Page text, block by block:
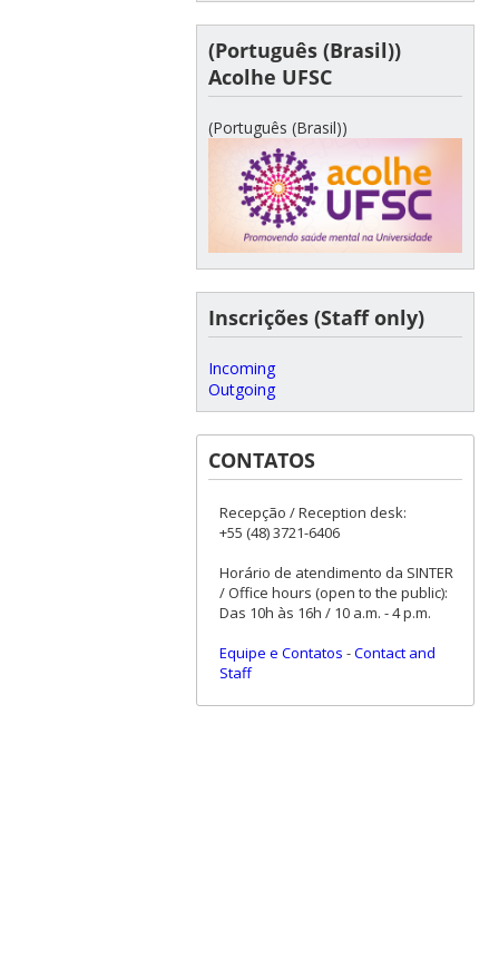
(Português (Brasil))
Acolhe UFSC
(Português (Brasil))
Inscrições (Staff only)
Incoming
Outgoing
CONTATOS
Recepção / Reception desk:
+55 (48) 3721-6406
Horário de atendimento da SINTER
/ Office hours (open to the public):
Das 10h às 16h / 10 a.m. - 4 p.m.
Equipe e Contatos -Contact and
Staff